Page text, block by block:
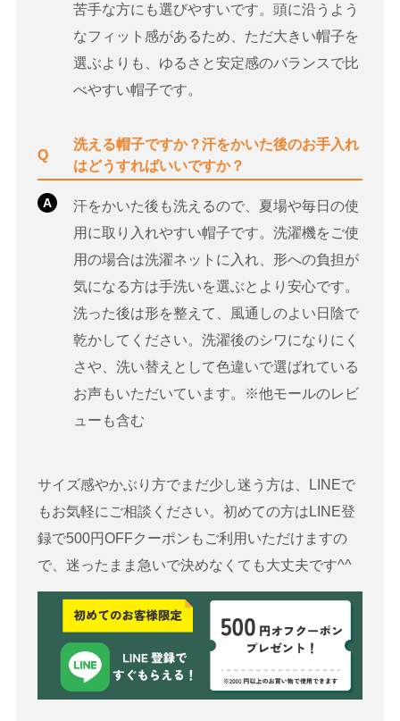
苦手な方にも選びやすいです。頭に沿うよう
なフィット感があるため、ただ大きい帽子を
選ぶよりも、ゆるさと安定感のバランスで比
べやすい帽子です。
Q
洗える帽子ですか？汗をかいた後のお手入れ
はどうすればいいですか？
A
汗をかいた後も洗えるので、夏場や毎日の使
用に取り入れやすい帽子です。洗濯機をご使
用の場合は洗濯ネットに入れ、形への負担が
気になる方は手洗いを選ぶとより安心です。
洗った後は形を整えて、風通しのよい日陰で
乾かしてください。洗濯後のシワになりにく
さや、洗い替えとして色違いで選ばれている
お声もいただいています。※他モールのレビ
ューも含む
サイズ感やかぶり方でまだ少し迷う方は、LINEで
もお気軽にご相談ください。初めての方はLINE登
録で500円OFFクーポンもご利用いただけますの
で、迷ったまま急いで決めなくても大丈夫です^^